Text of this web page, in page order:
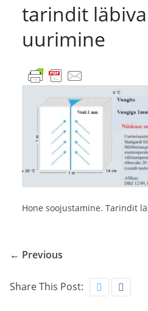
tarindit
uurimine
Hone soojustamine. Tarindit
← Previous
Share This Post: